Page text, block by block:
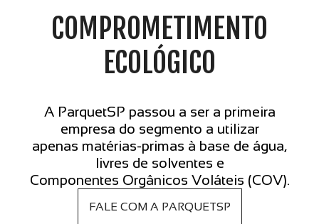
COMPROMETIMENTO
ECOLÓGICO
A ParquetSP passou a ser a primeira
empresa do segmento a utilizar
apenas matérias-primas à base de água,
livres de solventes e
Componentes Orgânicos Voláteis (COV).
FALE COM A PARQUETSP